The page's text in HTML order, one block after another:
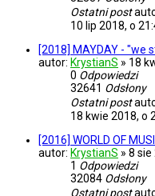
Ostatni post
10 lip 2018, o
[2018] MAYDAY - "we
autor: KrystianS » 18
0 Odpowiedzi
32641 Odsłony
Ostatni post
18 kwie 2018, o
[2016] WORLD OF
autor: KrystianS » 8 sie
1 Odpowiedzi
32084 Odsłony
Ostatni post